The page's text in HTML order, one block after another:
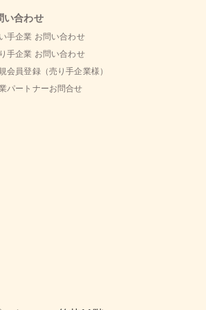
い合わせ
手企業 お問い合わせ
手企業 お問い合わせ
会員登録（売り手企業様）
パートナーお問合せ